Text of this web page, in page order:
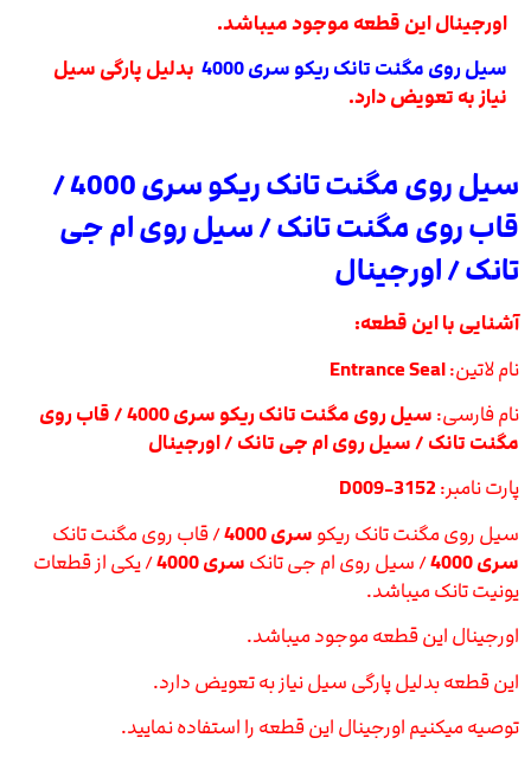
اورجینال این قطعه موجود میباشد.
سیل روی مگنت تانک ریکو سری 4000
بدلیل پارگی سیل
نیاز به تعویض دارد.
سیل روی مگنت تانک ریکو سری 4000 /
قاب روی مگنت تانک / سیل روی ام جی
تانک / اورجینال
آشنایی با این قطعه:
نام لاتین:Entrance Seal
نام فارسی:
سیل روی مگنت تانک ریکو سری 4000 / قاب روی
مگنت تانک / سیل روی ام جی تانک / اورجینال
پارت نامبر: D009-3152
سیل روی مگنت تانک ریکو سری 4000
/ قاب روی مگنت تانک
سری 4000
/ سیل روی ام جی تانک سری 4000
/ یکی از قطعات
یونیت تانک میباشد.
اورجینال این قطعه موجود میباشد.
این قطعه بدلیل پارگی سیل نیاز به تعویض دارد.
توصیه میکنیم اورجینال این قطعه را استفاده نمایید.